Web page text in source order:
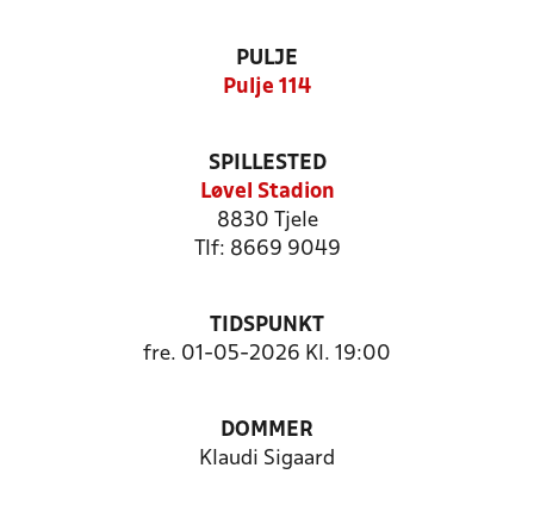
PULJE
Pulje 114
SPILLESTED
Løvel Stadion
8830 Tjele
Tlf: 8669 9049
TIDSPUNKT
fre. 01-05-2026 Kl. 19:00
DOMMER
Klaudi Sigaard